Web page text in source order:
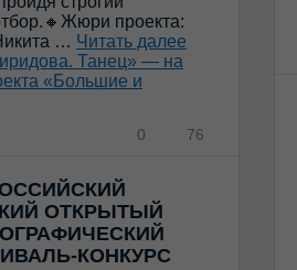
проекта:
… Читать далее
Танец» — на
«Большие и
76
0
ОТКРЫТЫЙ
КОНКУРС